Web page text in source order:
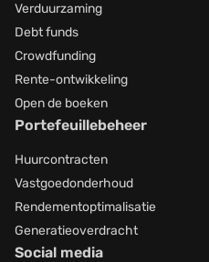
Verduurzaming
Debt funds
Crowdfunding
Rente-ontwikkeling
Open de boeken
Portefeuillebeheer
Huurcontracten
Vastgoedonderhoud
Rendementoptimalisatie
Generatieoverdracht
Social media